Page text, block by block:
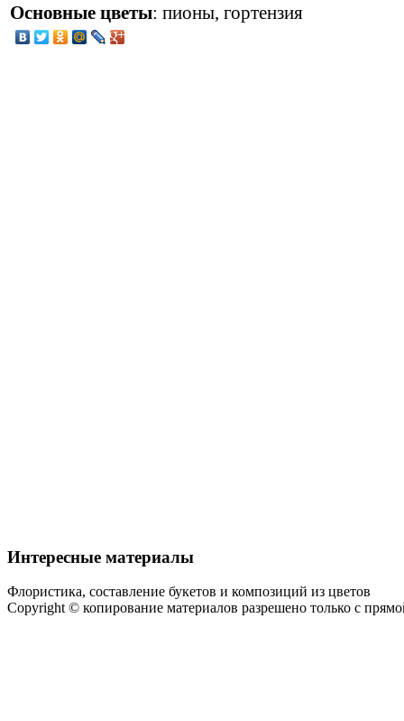
Основные цветы: пионы, гортензия
Интересные материалы
Флористика, составление букетов и композиций из цветов
Copyright © копирование материалов разрешено только с